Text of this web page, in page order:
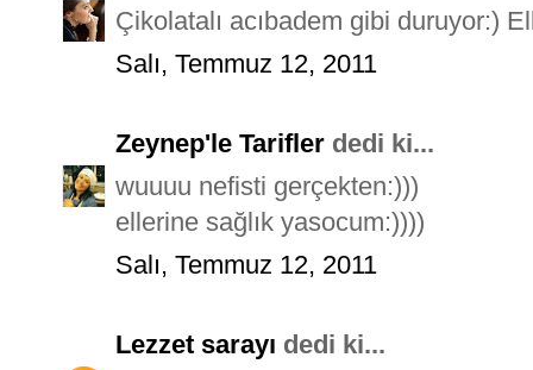
Çikolatalı acıbadem gibi duruyor:)
Salı, Temmuz 12, 2011
Zeynep'le Tarifler dedi ki...
wuuuu nefisti gerçekten:)))
ellerine sağlık yasocum:))))
Salı, Temmuz 12, 2011
Lezzet sarayı dedi ki...